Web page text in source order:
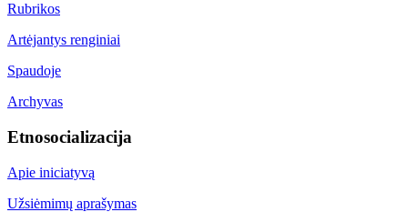
Rubrikos
Artėjantys renginiai
Spaudoje
Archyvas
Etnosocializacija
Apie iniciatyvą
Užsiėmimų aprašymas